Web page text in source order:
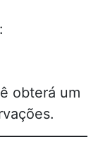
obterá um